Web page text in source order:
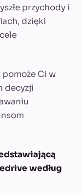
przychody i
dzięki
pomoże Ci w
decyzji
według